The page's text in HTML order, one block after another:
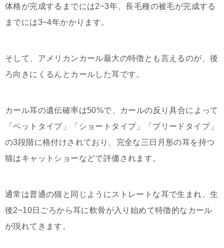
体格が完成するまでには2~3年、長毛種の被毛が完成する
までには3~4年かかります。
そして、アメリカンカール最大の特徴とも言えるのが、後
ろ向きにくるんとカールした耳です。
カール耳の遺伝確率は50%で、カールの反り具合によって
「ペットタイプ」「ショートタイプ」「ブリードタイプ」
の3段階に格付けされており、完全な三日月形の耳を持つ
猫はキャットショーなどで評価されます。
通常は普通の猫と同じようにストレートな耳で生まれ、生
後2~10日ごろから耳に軟骨が入り始めて特徴的なカール
が現れてきます。